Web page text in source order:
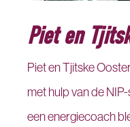
Piet en
Piet en Tjitske
met hulp van de
een energiecoach